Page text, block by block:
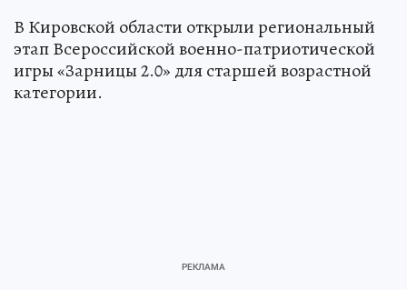
В Кировской области открыли региональный
этап Всероссийской военно-патриотической
игры «Зарницы 2.0» для старшей возрастной
категории.